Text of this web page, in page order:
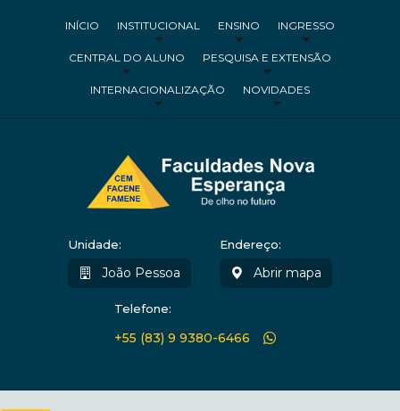
INÍCIO INSTITUCIONAL ENSINO INGRESSO
CENTRAL DO ALUNO PESQUISA E EXTENSÃO
INTERNACIONALIZAÇÃO NOVIDADES
Unidade:
João Pessoa
Endereço:
Abrir mapa
Telefone:
+55 (83) 9 9380-6466